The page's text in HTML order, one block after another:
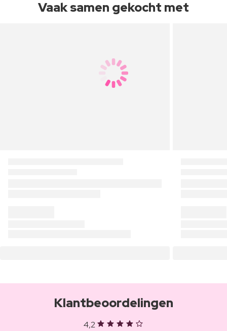
Vaak samen gekocht met
Klantbeoordelingen
4,2